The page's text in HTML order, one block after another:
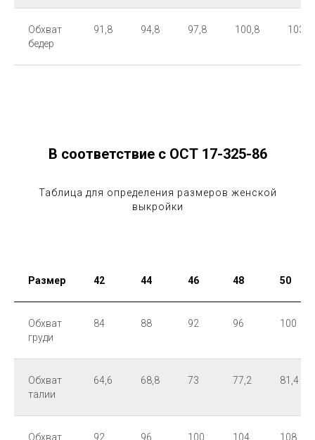
Обхват
бедер
91,8 94,8 97,8 100,8 103,8
В соответствие с ОСТ 17-325-86
Таблица для определения размеров женской
выкройки
Размер 42 44 46 48 50
Обхват
груди
84 88 92 96 100
Обхват
талии
64,6 68,8 73 77,2 81,4
Обхват 92 96 100 104 108